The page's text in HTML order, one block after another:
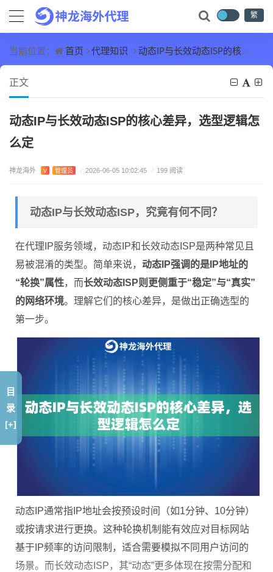
繁
当前位置： 首页 代理知识 动态IP与长效动态ISP的核心差异，选型逻辑怎么定
正文
动态IP与长效动态ISP的核心差异，选型逻辑怎
么定
神龙海外 V 管理员 / 2026-06-05 10:02:45 / 199 阅读
动态IP与长效动态ISP，究竟有何不同？
在代理IP服务领域，动态IP和长效动态ISP是两种常见且
易被混淆的类型。简单来说， 动态IP强调的是IP地址的
“轮换”属性，而长效动态ISP则更侧重于“稳定”与“真实”
的网络环境。理解它们的核心差异，是做出正确选型的
第一步。
动态IP通常指IP地址会按预设时间（如1分钟、10分钟）
或按请求进行更换。这种轮换机制能有效应对目标网站
基于IP频率的访问限制，适合需要模拟不同用户访问的
场景。而长效动态ISP，其“动态”更多体现在按需分配和
目
录
[+]